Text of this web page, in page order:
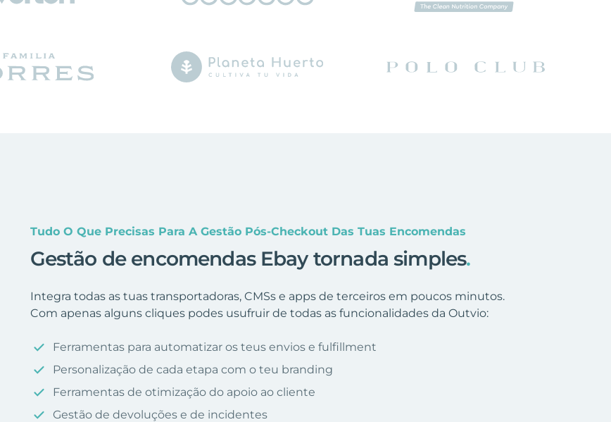
Tudo O Que Precisas Para A Gestão Pós-Checkout Das Tuas Encomendas
Gestão de encomendas Ebay tornada simples.
Integra todas as tuas transportadoras, CMSs e apps de terceiros em poucos minutos.
Com apenas alguns cliques podes usufruir de todas as funcionalidades da Outvio:
Ferramentas para automatizar os teus envios e fulfillment
Personalização de cada etapa com o teu branding
Ferramentas de otimização do apoio ao cliente
Gestão de devoluções e de incidentes